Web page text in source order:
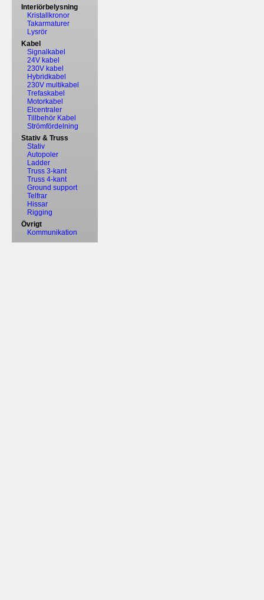
Interiörbelysning
Kristallkronor
Takarmaturer
Lysrör
Kabel
Signalkabel
24V kabel
230V kabel
Hybridkabel
230V multikabel
Trefaskabel
Motorkabel
Elcentraler
Tillbehör Kabel
Strömfördelning
Stativ & Truss
Stativ
Autopoler
Ladder
Truss 3-kant
Truss 4-kant
Ground support
Telfrar
Hissar
Rigging
Övrigt
Kommunikation